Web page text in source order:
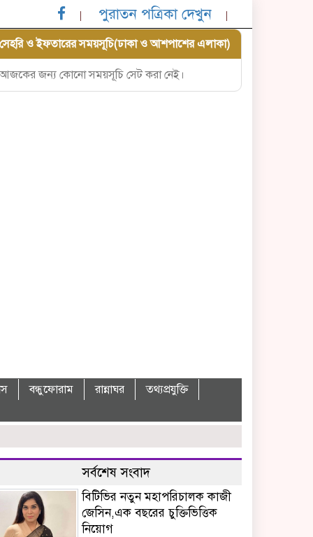
পুরাতন পত্রিকা দেখুন
সেহরি ও ইফতারের সময়সূচি(ঢাকা ও আশপাশের এলাকা)
আজকের জন্য কোনো সময়সূচি সেট করা নেই।
বন্ধুফোরাম রান্নাঘর
তথ্যপ্রযুক্তি
সর্বশেষ সংবাদ
বিটিভির নতুন মহাপরিচালক কাজী
জেসিন,এক বছরের চুক্তিভিত্তিক
নিয়োগ